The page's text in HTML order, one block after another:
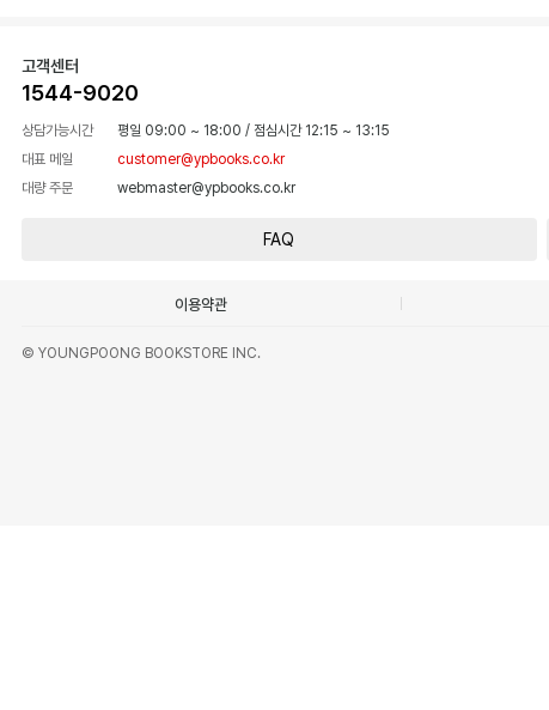
고객센터
1544-9020
상담가능시간 평일 09:00 ~ 18:00 / 점심시간 12:15 ~ 13:15
대표 메일
customer@ypbooks.co.kr
대량 주문
webmaster@ypbooks.co.kr
FAQ
이용약관
© YOUNGPOONG BOOKSTORE INC.